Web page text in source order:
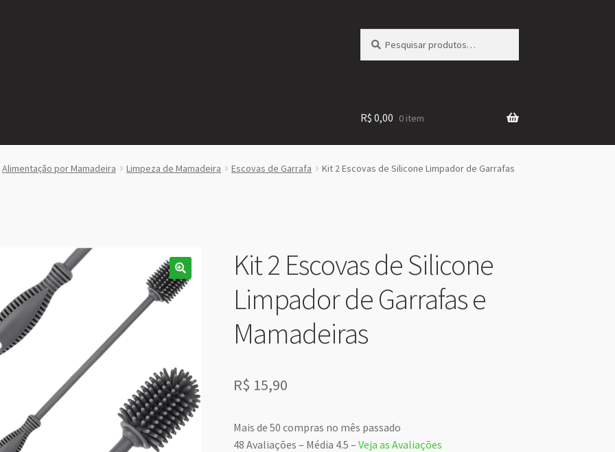
por:
R$ 0,00 0 item
Alimentação por Mamadeira Limpeza de Mamadeira Escovas de Garrafa Kit 2 Escovas de Silicone Limpador de Garrafas
Kit 2 Escovas de Silicone
Limpador de Garrafas e
Mamadeiras
R$ 15,90
Mais de 50 compras no mês passado
48 Avaliações – Média 4.5 – Veja as Avaliações